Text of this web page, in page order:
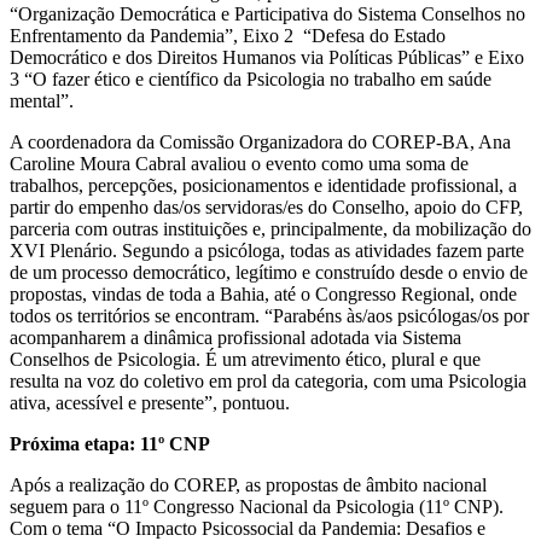
“Organização Democrática e Participativa do Sistema Conselhos no
Enfrentamento da Pandemia”, Eixo 2 “Defesa do Estado
Democrático e dos Direitos Humanos via Políticas Públicas” e Eixo
3 “O fazer ético e científico da Psicologia no trabalho em saúde
mental”.
A coordenadora da Comissão Organizadora do COREP-BA, Ana
Caroline Moura Cabral avaliou o evento como uma soma de
trabalhos, percepções, posicionamentos e identidade profissional, a
partir do empenho das/os servidoras/es do Conselho, apoio do CFP,
parceria com outras instituições e, principalmente, da mobilização do
XVI Plenário. Segundo a psicóloga, todas as atividades fazem parte
de um processo democrático, legítimo e construído desde o envio de
propostas, vindas de toda a Bahia, até o Congresso Regional, onde
todos os territórios se encontram. “Parabéns às/aos psicólogas/os por
acompanharem a dinâmica profissional adotada via Sistema
Conselhos de Psicologia. É um atrevimento ético, plural e que
resulta na voz do coletivo em prol da categoria, com uma Psicologia
ativa, acessível e presente”, pontuou.
Próxima etapa: 11º CNP
Após a realização do COREP, as propostas de âmbito nacional
seguem para o 11º Congresso Nacional da Psicologia (11º CNP).
Com o tema “O Impacto Psicossocial da Pandemia: Desafios e